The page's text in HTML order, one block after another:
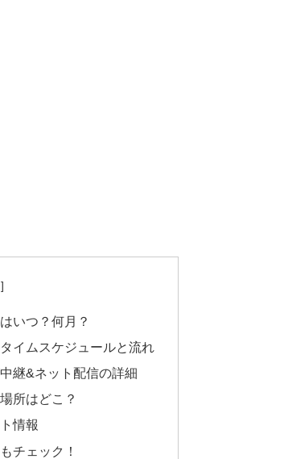
いつ？何月？
イムスケジュールと流れ
継&ネット配信の詳細
所はどこ？
情報
チェック！